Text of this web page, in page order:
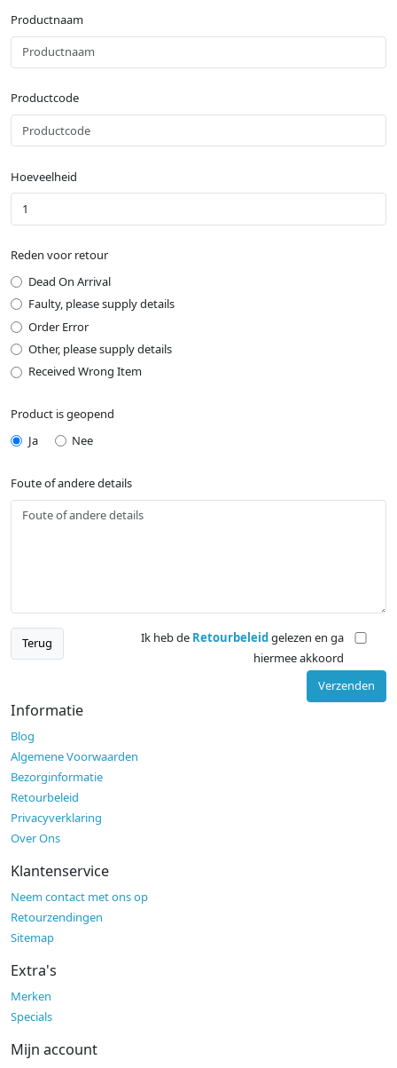
Productnaam
Productcode
Hoeveelheid
Reden voor retour
Dead On Arrival
Faulty, please supply details
Order Error
Other, please supply details
Received Wrong Item
Product is geopend
Ja
Nee
Foute of andere details
Terug Ik heb de Retourbeleidgelezen en ga
hiermee akkoord
Verzenden
Informatie
Blog
Algemene Voorwaarden
Bezorginformatie
Retourbeleid
Privacyverklaring
Over Ons
Klantenservice
Neem contact met ons op
Retourzendingen
Sitemap
Extra's
Merken
Specials
Mijn account